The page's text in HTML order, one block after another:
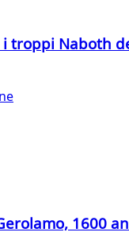
i troppi Naboth
1600